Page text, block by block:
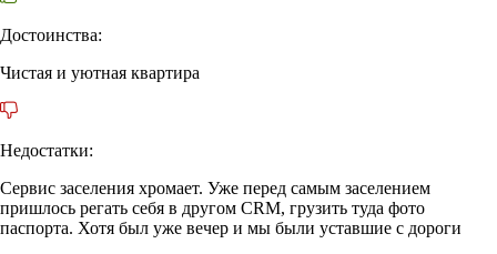
Достоинства:
Чистая и уютная квартира
Недостатки:
Сервис заселения хромает. Уже перед самым заселением
пришлось регать себя в другом CRM, грузить туда фото
паспорта. Хотя был уже вечер и мы были уставшие с дороги